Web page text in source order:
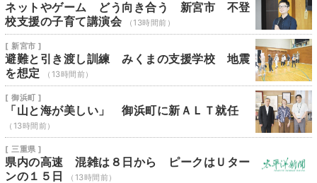
ネットやゲーム どう向き合う 新宮市 不登
校支援の子育て講演会
（13時間前）
[ 新宮市 ]
避難と引き渡し訓練 みくまの支援学校 地震
を想定
（13時間前）
[ 御浜町 ]
「山と海が美しい」 御浜町に新ＡＬＴ就任
（13時間前）
[ 三重県 ]
県内の高速 混雑は８日から ピークはＵター
ンの１５日
（13時間前）